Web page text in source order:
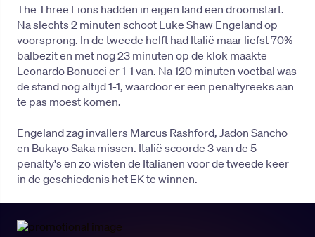
The Three Lions hadden in eigen land een droomstart.
Na slechts 2 minuten schoot Luke Shaw Engeland op
voorsprong. In de tweede helft had Italië maar liefst 70%
balbezit en met nog 23 minuten op de klok maakte
Leonardo Bonucci er 1-1 van. Na 120 minuten voetbal was
de stand nog altijd 1-1, waardoor er een penaltyreeks aan
te pas moest komen.
Engeland zag invallers Marcus Rashford, Jadon Sancho
en Bukayo Saka missen. Italië scoorde 3 van de 5
penalty's en zo wisten de Italianen voor de tweede keer
in de geschiedenis het EK te winnen.